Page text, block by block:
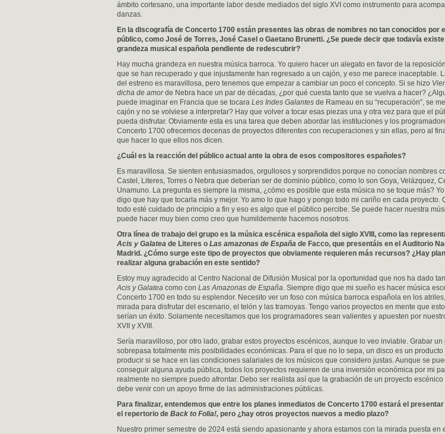
ámbito cortesano, una importante labor desde mediados del siglo XVI como instrumento para
danzas.
En la discografía de Concerto 1700 están presentes las obras de nombres no tan conocidos por
público, como José de Torres, José Casel o Gaetano Brunetti. ¿Se puede decir que todavía
grandeza musical española pendiente de redescubrir?
Hay mucha grandeza en nuestra música barroca. Yo quiero hacer un alegato en favor de la
que se han recuperado y que injustamente han regresado a un cajón, y eso me parece inaceptable.
del estreno es maravillosa, pero tenemos que empezar a cambiar un poco el concepto. Si se hizo
dicha de amorde Nebra hace un par de décadas, ¿por qué cuesta tanto que se vuelva a hacer?
puede imaginar en Francia que se tocara Les Indes Galantes de Rameau en su “recuperación”, se
cajón y no se volviese a interpretar? Hay que volver a tocar esas piezas una y otra vez para que el
pueda disfrutar. Obviamente esta es una tarea que deben abordar las instituciones y los
Concerto 1700 ofrecemos decenas de proyectos diferentes con recuperaciones y sin ellas, pero al
que hacer lo que ellos nos dicen.
¿Cuál es la reacción del público actual ante la obra de esos compositores españoles?
Es maravillosa. Se sienten entusiasmados, orgullosos y sorprendidos porque no conocían nombres
Castel, Literes, Torres o Nebra que deberían ser de dominio público, como lo son Goya, Velázquez,
Unamuno. La pregunta es siempre la misma, ¿cómo es posible que esta música no se toque más?
digo que hay que tocarla más y mejor. Yo amo lo que hago y pongo todo mi cariño en cada proyecto.
todo esté cuidado de principio a fin y eso es algo que el público percibe. Se puede hacer nuestra
puede hacer muy bien como creo que humildemente hacemos nosotros.
Otra línea de trabajo del grupo es la música escénica española del siglo XVIII, como las
Acis y Galatea de Literes o Las amazonas de España de Facco, que presentáis en el Auditorio
Madrid. ¿Cómo surge este tipo de proyectos que obviamente requieren más recursos? ¿Hay
realizar alguna grabación en este sentido?
Estoy muy agradecido al Centro Nacional de Difusión Musical por la oportunidad que nos ha dado
Acis y Galatea como con Las Amazonas de España. Siempre digo que mi sueño es hacer música
Concerto 1700 en todo su esplendor. Necesito ver un foso con música barroca española en los
mirada para disfrutar del escenario, el telón y las tramoyas. Tengo varios proyectos en mente que
serían un éxito. Solamente necesitamos que los programadores sean valientes y apuesten por
XVII y XVIII.
Sería maravilloso, por otro lado, grabar estos proyectos escénicos, aunque lo veo inviable. Grabar un
sobrepasa totalmente mis posibilidades económicas. Para el que no lo sepa, un disco es un producto
producir si se hace en las condiciones salariales de los músicos que considero justas. Aunque se
conseguir alguna ayuda pública, todos los proyectos requieren de una inversión económica por mi
realmente no siempre puedo afrontar. Debo ser realista así que la grabación de un proyecto escénico
debe venir con un apoyo firme de las administraciones públicas.
Para finalizar, entendemos que entre los planes inmediatos de Concerto 1700 estará el
el repertorio de Back to Folia!, pero ¿hay otros proyectos nuevos a medio plazo?
Nuestro primer semestre de 2024 está siendo apasionante y ahora estamos con la mirada puesta en